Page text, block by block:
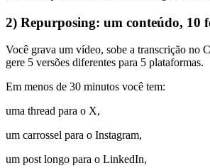
2) Repurposing: um conteúdo, 10
Você grava um vídeo, sobe a transcrição no
gere 5 versões diferentes para 5 plataformas.
Em menos de 30 minutos você tem:
uma thread para o X,
um carrossel para o Instagram,
um post longo para o LinkedIn,